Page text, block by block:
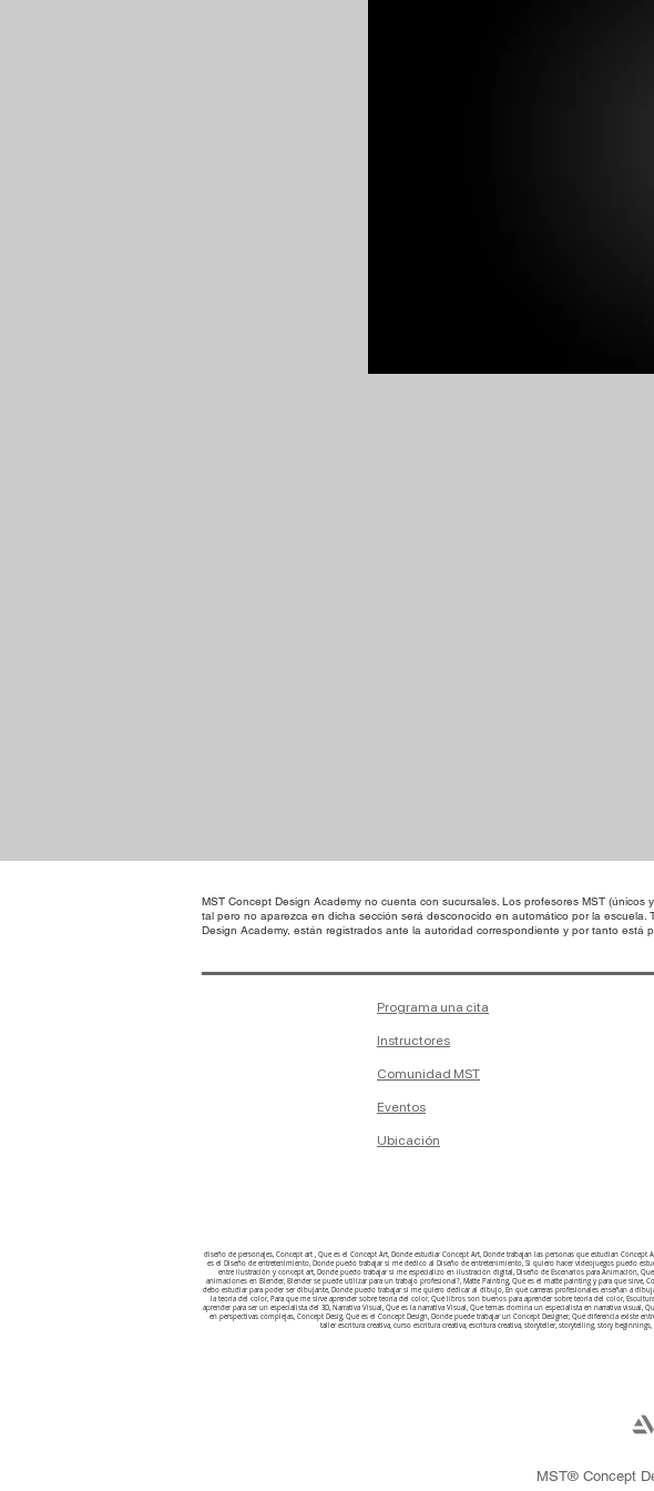
MST Concept Design Academy no cuenta con sucursales. Los profesores MST
tal pero no aparezca en dicha sección será desconocido en automático por la
Design Academy, están registrados ante la autoridad correspondiente y por tanto está
Programa una cita
Instructores
Comunidad MST
Eventos
Ubicación
diseño de personajes, Concept art , Que es el Concept Art, Donde estudiar Concept Art, Donde trabajan las personas que estudian
es el Diseño de entretenimiento, Donde puedo trabajar si me dedico al Diseño de entretenimiento, Si quiero hacer videojuegos puedo
entre ilustración y concept art, Donde puedo trabajar si me especializo en ilustración digital, Diseño de Escenarios para Animación,
animaciones en Blender, Blender se puede utilizar para un trabajo profesional?, Matte Painting, Qué es el matte painting y para que
debo estudiar para poder ser dibujante, Donde puedo trabajar si me quiero dedicar al dibujo, En qué carreras profesionales enseñan a
la teoría del color, Para que me sirve aprender sobre teoría del color, Qué libros son buenos para aprender sobre teoría del color,
aprender para ser un especialista del 3D, Narrativa Visual, Qué es la narrativa Visual, Que temas domina un especialista en narrativa
en perspectivas complejas, Concept Desig, Qué es el Concept Design, Donde puede trabajar un Concept Designer, Qué diferencia
taller escritura creativa, curso escritura creativa, escritura creativa, storyteller, storytelling, story
MST® Concept